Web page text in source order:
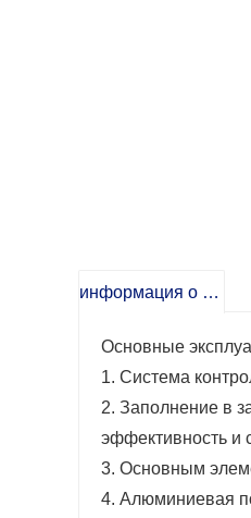
информация о продукте
Основные
1. Система
2. Заполнение в
эффективность и
3. Основным
4. Алюминиевая